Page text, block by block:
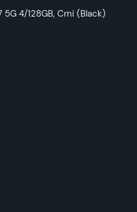
5G 4/128GB, Crni (Black)